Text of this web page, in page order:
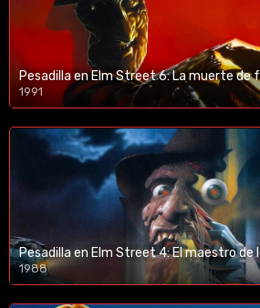
1991
1988